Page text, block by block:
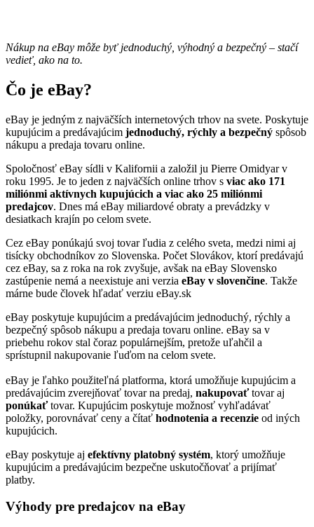
Nákup na eBay môže byť jednoduchý, výhodný a bezpečný – stačí
vedieť, ako na to.
Čo je eBay?
eBay je jedným z najväčších internetových trhov na svete. Poskytuje
kupujúcim a predávajúcim jednoduchý, rýchly a bezpečný spôsob
nákupu a predaja tovaru online.
Spoločnosť eBay sídli v Kalifornii a založil ju Pierre Omidyar v
roku 1995. Je to jeden z najväčších online trhov s viac ako 171
miliónmi aktívnych kupujúcich a viac ako 25 miliónmi
predajcov. Dnes má eBay miliardové obraty a prevádzky v
desiatkach krajín po celom svete.
Cez eBay ponúkajú svoj tovar ľudia z celého sveta, medzi nimi aj
tisícky obchodníkov zo Slovenska. Počet Slovákov, ktorí predávajú
cez eBay, sa z roka na rok zvyšuje, avšak na eBay Slovensko
zastúpenie nemá a neexistuje ani verzia eBay v slovenčine. Takže
márne bude človek hľadať verziu eBay.sk
eBay poskytuje kupujúcim a predávajúcim jednoduchý, rýchly a
bezpečný spôsob nákupu a predaja tovaru online. eBay sa v
priebehu rokov stal čoraz populárnejším, pretože uľahčil a
sprístupnil nakupovanie ľuďom na celom svete.
eBay je ľahko použiteľná platforma, ktorá umožňuje kupujúcim a
predávajúcim zverejňovať tovar na predaj, nakupovaťtovar aj
ponúkaťtovar. Kupujúcim poskytuje možnosť vyhľadávať
položky, porovnávať ceny a čítať hodnotenia a recenzie od iných
kupujúcich.
eBay poskytuje aj efektívny platobný systém, ktorý umožňuje
kupujúcim a predávajúcim bezpečne uskutočňovať a prijímať
platby.
Výhody pre predajcov na eBay